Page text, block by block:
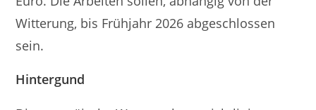
Witterung, bis Frühjahr 2026 abgeschlossen
sein.
Hintergund